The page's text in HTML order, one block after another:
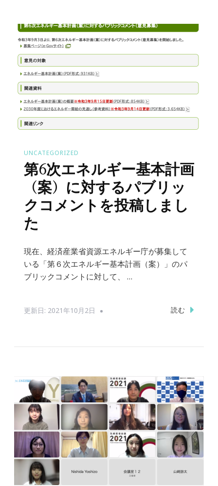
UNCATEGORIZED
第6次エネルギー基本計画
（案）に対するパブリッ
クコメントを投稿しまし
た
現在、経済産業省資源エネルギー庁が募集して
いる「第６次エネルギー基本計画（案）」のパ
ブリックコメントに対して、 …
更新日: 2021年10月2日 読む